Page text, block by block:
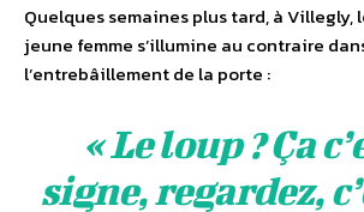
Quelques semaines plus tard, à Villegly,
jeune femme s’illumine au contraire
l’entrebâillement de la porte :
« Le loup ? Ça
signe, regardez,